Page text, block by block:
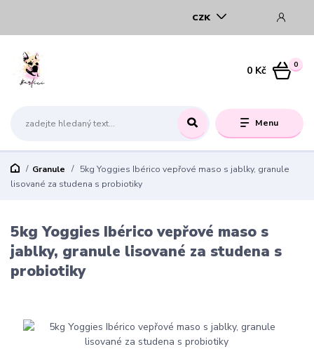
Menu
CZK
0
0 Kč
Granule
5kg Yoggies Ibérico vepřové maso s jablky, granule
lisované za studena s probiotiky
5kg Yoggies Ibérico vepřové maso s
jablky, granule lisované za studena s
probiotiky